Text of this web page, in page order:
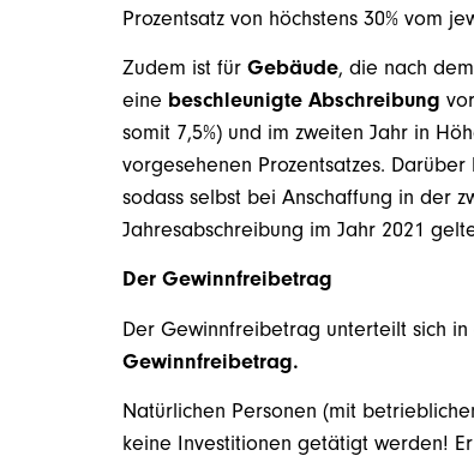
Prozentsatz von höchstens 30% vom
Zudem ist für Gebäude, die nach
eine beschleunigte Abschreibung
somit 7,5%) und im zweiten Jahr in
vorgesehenen Prozentsatzes.
sodass selbst bei Anschaffung in der
Jahresabschreibung im Jahr 2021
Der Gewinnfreibetrag
Der Gewinnfreibetrag unterteilt sich in
Gewinnfreibetrag.
Natürlichen Personen (mit
keine Investitionen getätigt werden!